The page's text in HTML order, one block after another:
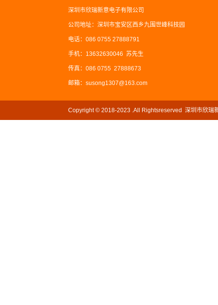
深圳市欣瑞新意电子有限公司
公司地址：深圳市宝安区西乡九围世峰科技园
电话：086 0755 27888791
手机：13632630046 苏先生
传真：086 0755 27888673
邮箱：susong1307@163.com
Copyright © 2018-2023 .All Rightsreserved 深圳市欣瑞